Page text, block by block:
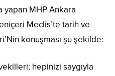
yapan MHP Ankara
Meclis’te tarih ve
konuşması şu şekilde:
hepinizi saygıyla